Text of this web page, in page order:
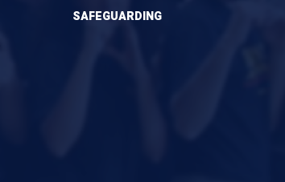
SAFEGUARDING